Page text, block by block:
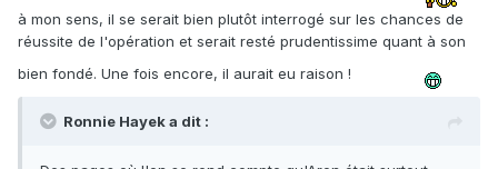
à mon sens, il se serait bien plutôt interrogé sur les chances de
réussite de l'opération et serait resté prudentissime quant à son
bien fondé. Une fois encore, il aurait eu raison !
Ronnie Hayek a dit :